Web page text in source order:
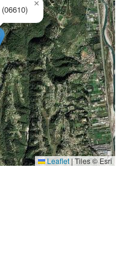
(06610)
×
Leaflet |Tiles © Esri